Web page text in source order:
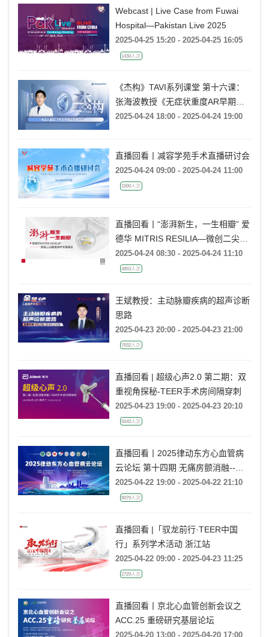
Webcast | Live Case from Fuwai
Hospital—Pakistan Live 2025
2025-04-25 15:20 - 2025-04-25 16:05
1430人次
《杰构》TAVI系列课堂 第十六课：
张海波教授《无症状重度AR早期干
预国际研究进展》
2025-04-24 18:00 - 2025-04-24 19:00
直播回看丨减容学苑手术直播研讨会
2025-04-24 09:00 - 2025-04-24 11:00
1500人次
直播回看丨“澎湃新生，一生相瓣” 爱
德华 MITRIS RESILIA—微创二尖瓣
置换手术直播日
2025-04-24 08:30 - 2025-04-24 11:10
4853人次
王斌教授：主动脉瓣疾病的超声诊断
思路
2025-04-23 20:00 - 2025-04-23 21:00
7832人次
直播回看 | 超级心声2.0 第二期：双
重视角探秘-TEER手术房间隔穿刺
2025-04-23 19:00 - 2025-04-23 20:10
5043人次
直播回看丨2025律动东方心血管病
云论坛 第十四期 无痛房颤消融--全
麻的选择与管理
2025-04-22 19:00 - 2025-04-22 21:10
8079人次
直播回看 |「驭龙前行·TEER中国
行」系列学术活动 浙江站
2025-04-22 09:00 - 2025-04-23 11:25
2729人次
直播回看丨京北心血管创新会议之
ACC.25 重磅研究基层论坛
2025-04-20 13:00 - 2025-04-20 17:00